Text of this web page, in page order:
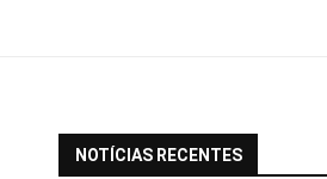
NOTÍCIAS RECENTES